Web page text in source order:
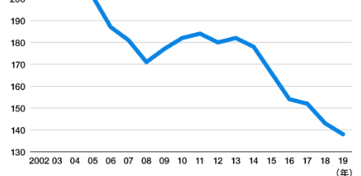
運動
娛樂